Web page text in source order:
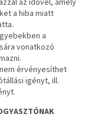
a hiba miatt
a
vonatkozó
érvényesíthet
igényt, ill.